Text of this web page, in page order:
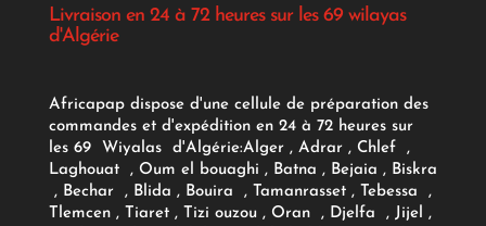
Livraison en 24 à 72 heures sur les 69 wilayas
d'Algérie
Africapap dispose d'une cellule de préparation des
commandes et d'expédition en 24 à 72 heures sur
les 69 Wiyalas d'Algérie:Alger , Adrar, Chlef ,
Laghouat , Oum el bouaghi , Batna , Bejaia , Biskra
, Bechar , Blida , Bouira , Tamanrasset , Tebessa ,
Tlemcen , Tiaret , Tizi ouzou , Oran , Djelfa , Jijel ,